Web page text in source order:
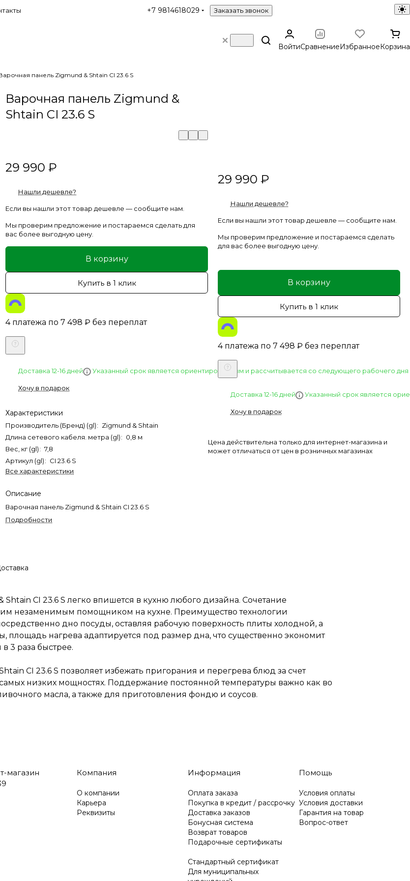
+7 9814618029 Заказать звонок
ВойтиСравнениеИзбранноеКорзина
панель Zigmund & Shtain CI 23.6 S
Варочная панель Zigmund &
Shtain CI 23.6 S
29 990 ₽
Нашли дешевле?
Если вы нашли этот товар дешевле — сообщите нам.
Мы проверим предложение и постараемся сделать для
вас более выгодную цену.
В корзину
Купить в 1 клик
4 платежа по7 498₽без переплат
Доставка 12-16 дней Указанный срок является ориентировочным и рассчитывается со следующего рабочего дня
Хочу в подарок
Характеристики
Производитель (Бренд) (gl): Zigmund & Shtain
Длина сетевого кабеля. метра (gl): 0,8 м
Вес, кг (gl): 7,8
Артикул (gl): CI 23.6 S
Все характеристики
Описание
Варочная панель Zigmund & Shtain CI 23.6 S
Подробности
29 990 ₽
Нашли дешевле?
Если вы нашли этот товар дешевле — сообщите нам.
Мы проверим предложение и постараемся сделать
для вас более выгодную цену.
В корзину
Купить в 1 клик
4 платежа по 7 498 ₽ без переплат
Доставка 12-16 дней Указанный срок является
Хочу в подарок
Цена действительна только для интернет-магазина и
может отличаться от цен в розничных магазинах
CI 23.6 S легко впишется в кухню любого дизайна. Сочетание
незаменимым помощником на кухне. Преимущество технологии
дно посуды, оставляя рабочую поверхность плиты холодной, а
нагрева адаптируется под размер дна, что существенно экономит
3 раза быстрее.
CI 23.6 S позволяет избежать пригорания и перегрева блюд за счет
низких мощностях. Поддержание постоянной температуры важно как во
масла, а также для приготовления фондю и соусов.
магазин
Компания
О компании
Карьера
Реквизиты
Информация
Оплата заказа
Покупка в кредит / рассрочку
Доставка заказов
Бонусная система
Возврат товаров
Подарочные сертификаты
Стандартный сертификат
Для муниципальных
Помощь
Условия оплаты
Условия доставки
Гарантия на товар
Вопрос-ответ